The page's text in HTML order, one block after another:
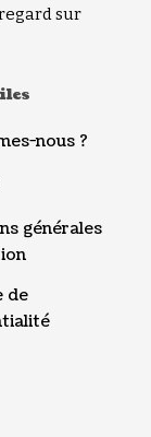
sur
nous ?
générales
de